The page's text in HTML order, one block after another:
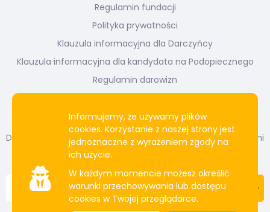
Regulamin fundacji
Polityka prywatności
Klauzula informacyjna dla Darczyńcy
Klauzula informacyjna dla kandydata na Podopiecznego
Regulamin darowizn
Newsletter
Dołącz do naszej listy mailingowej. Bądź na bieżąco z naszymi
działaniami i projektami.
Informujemy, że używamy plików
cookies. Korzystanie z naszej strony jest
jednoznaczne z wyrażeniem zgody na
ich użycie.
W każdym momencie możesz określić
warunki przechowywania lub dostępu
cookies w Twojej przeglądarce.